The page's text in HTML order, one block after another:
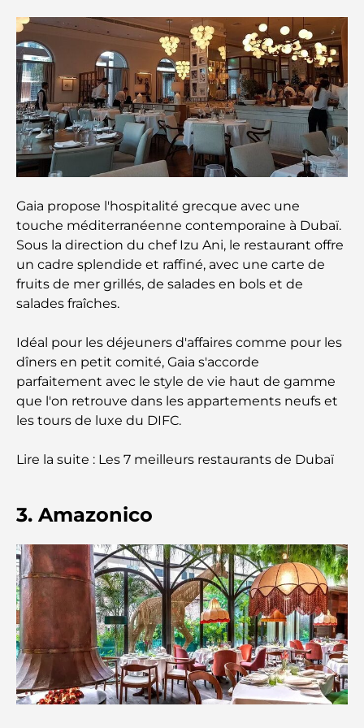
Safari de luxe d'une nuit dans le désert de Dubaï :
une escapade haut de gamme
Les voitures les plus chères de Tesla : l'innovation
au service de la performance
Restaurants Al Wasl : les restaurants les plus
célèbres de Dubaï
Les 10 pays les plus riches du monde
Activités à faire avec des enfants à Dubaï : un
guide complet pour les familles
Dubaï pour une escapade de luxe
Lieux romantiques à Dubaï pour des moments
inoubliables
et complexes hôteliers de premier plan
Meilleurs restaurants pour un déjeuner d'affaires
au DIFC
Les marques de vêtements les plus chères au
monde
Architecture ottomane : un riche héritage d'art,
de culture et d'empire
Comment choisir un conseiller financier à Dubaï ?
Gaia propose l'hospitalité grecque avec une
touche méditerranéenne contemporaine à Dubaï.
Sous la direction du chef Izu Ani, le restaurant offre
un cadre splendide et raffiné, avec une carte de
fruits de mer grillés, de salades en bols et de
salades fraîches.
Idéal pour les déjeuners d'affaires comme pour les
dîners en petit comité, Gaia s'accorde
parfaitement avec le style de vie haut de gamme
que l'on retrouve dans les appartements neufs et
les tours de luxe du DIFC.
Lire la suite : Les 7 meilleurs restaurants de Dubaï
3. Amazonico